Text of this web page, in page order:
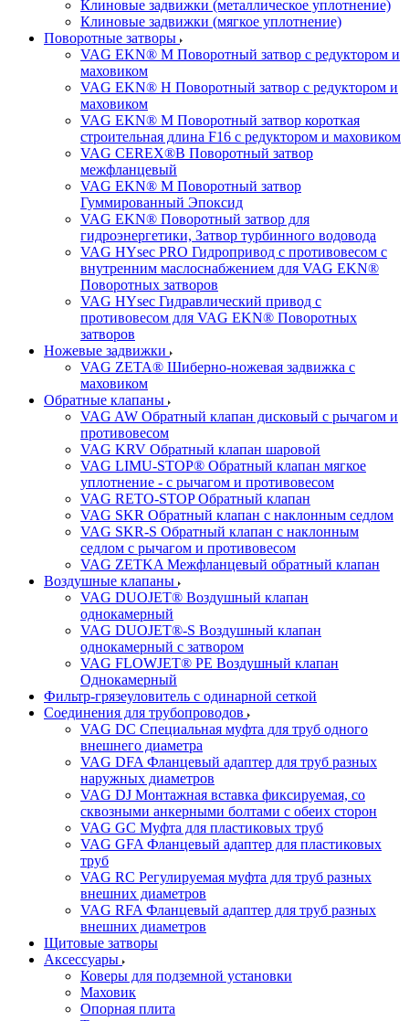
Клиновые задвижки (металлическое уплотнение)
Клиновые задвижки (мягкое уплотнение)
Поворотные затворы
VAG EKN® M Поворотный затвор с редуктором и
маховиком
VAG EKN® H Поворотный затвор с редуктором и
маховиком
VAG EKN® M Поворотный затвор короткая
строительная длина F16 с редуктором и маховиком
VAG CEREX®B Поворотный затвор
межфланцевый
VAG EKN® M Поворотный затвор
Гуммированный Эпоксид
VAG EKN® Поворотный затвор для
гидроэнергетики, Затвор турбинного водовода
VAG HYsec PRO Гидропривод с противовесом с
внутренним маслоснабжением для VAG EKN®
Поворотных затворов
VAG HYsec Гидравлический привод с
противовесом для VAG EKN® Поворотных
затворов
Ножевые задвижки
VAG ZETA® Шиберно-ножевая задвижка с
маховиком
Обратные клапаны
VAG AW Обратный клапан дисковый с рычагом и
противовесом
VAG KRV Обратный клапан шаровой
VAG LIMU-STOP® Обратный клапан мягкое
уплотнение - с рычагом и противовесом
VAG RETO-STOP Обратный клапан
VAG SKR Обратный клапан с наклонным седлом
VAG SKR-S Обратный клапан с наклонным
седлом с рычагом и противовесом
VAG ZETKA Межфланцевый обратный клапан
Воздушные клапаны
VAG DUOJET® Воздушный клапан
однокамерный
VAG DUOJET®-S Воздушный клапан
однокамерный с затвором
VAG FLOWJET® PE Воздушный клапан
Однокамерный
Фильтр-грязеуловитель с одинарной сеткой
Соединения для трубопроводов
VAG DC Специальная муфта для труб одного
внешнего диаметра
VAG DFA Фланцевый адаптер для труб разных
наружных диаметров
VAG DJ Монтажная вставка фиксируемая, со
сквозными анкерными болтами с обеих сторон
VAG GC Муфта для пластиковых труб
VAG GFA Фланцевый адаптер для пластиковых
труб
VAG RC Регулируемая муфта для труб разных
внешних диаметров
VAG RFA Фланцевый адаптер для труб разных
внешних диаметров
Щитовые затворы
Аксессуары
Коверы для подземной установки
Маховик
Опорная плита